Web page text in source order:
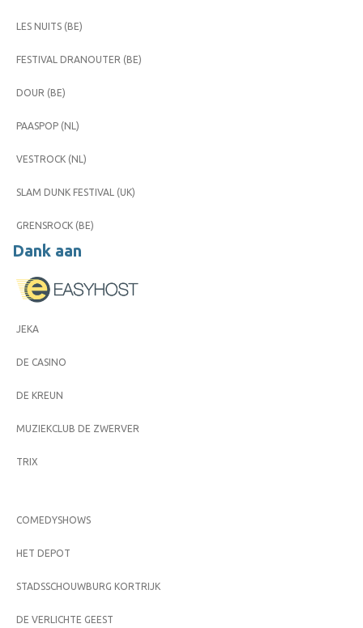
LES NUITS (BE)
FESTIVAL DRANOUTER (BE)
DOUR (BE)
PAASPOP (NL)
VESTROCK (NL)
SLAM DUNK FESTIVAL (UK)
GRENSROCK (BE)
Dank aan
JEKA
DE CASINO
DE KREUN
MUZIEKCLUB DE ZWERVER
TRIX
COMEDYSHOWS
HET DEPOT
STADSSCHOUWBURG KORTRIJK
DE VERLICHTE GEEST